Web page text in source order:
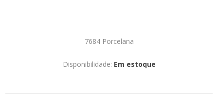
7684 Porcelana
Disponibilidade: Em estoque